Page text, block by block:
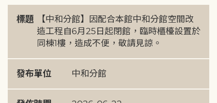
標題
【中和分館】因配合本館中和分館空間改
造工程自6月25日起閉館，臨時櫃檯設置於
同棟1樓，造成不便，敬請見諒。
發布單位 中和分館